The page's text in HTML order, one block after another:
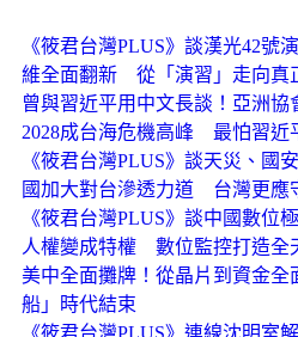
《筱君台灣PLUS》談漢光42
維全面翻新 從「演習」走向真
曾與習近平用中文長談！亞洲
2028成台海危機高峰 最怕習近
《筱君台灣PLUS》談天災、
國加大對台滲透力道 台灣更應
《筱君台灣PLUS》談中國數
人權變成特權 數位監控打造全
美中全面攤牌！從晶片到資金
船」時代結束